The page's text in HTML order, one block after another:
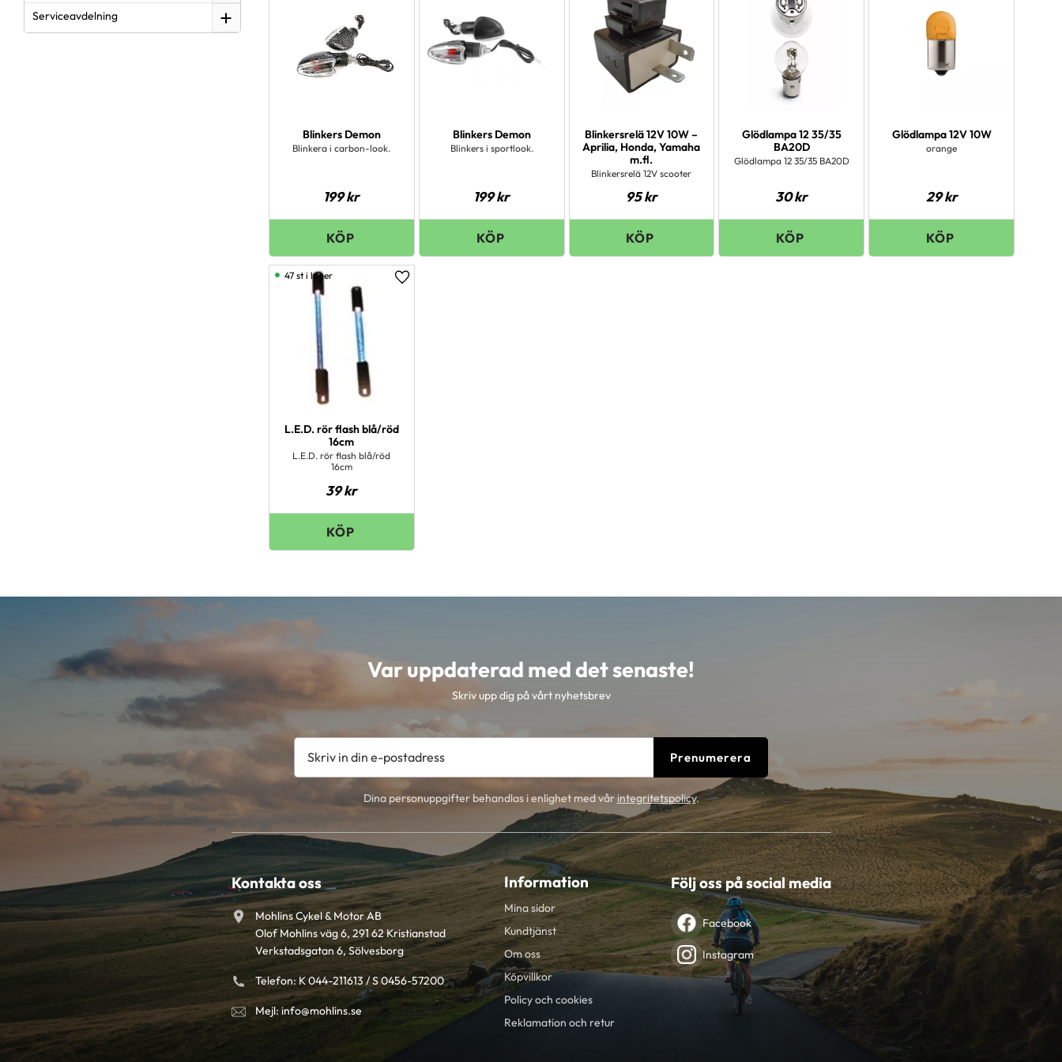
Blinkers Demon
Blinkera i carbon-look.
199kr
Blinkers Demon
Blinkers i sportlook.
199kr
Blinkersrelä 12V 10W –
Aprilia, Honda, Yamaha
m.fl.
Blinkersrelä 12V scooter
95kr
Glödlampa 12 35/35
BA20D
Glödlampa 12 35/35 BA20D
30kr
Glödlampa 12V 10W
orange
29kr
L.E.D. rör flash blå/röd
16cm
L.E.D. rör flash blå/röd
16cm
39kr
Lägg till i favoriter
47 st i lager
Serviceavdelning
Var uppdaterad med det senaste!
Skriv upp dig på vårt nyhetsbrev
Prenumerera
Dina personuppgifter behandlas i enlighet med vårintegritetspolicy.
Kontakta oss
Mohlins Cykel & Motor AB
Olof Mohlins väg 6, 291 62 Kristianstad
Verkstadsgatan 6, Sölvesborg
Telefon: K 044-211613 / S 0456-57200
Mejl: info@mohlins.se
Information
Mina sidor
Kundtjänst
Om oss
Köpvillkor
Policy och cookies
Reklamation och retur
Följ oss på social media
Facebook
Instagram